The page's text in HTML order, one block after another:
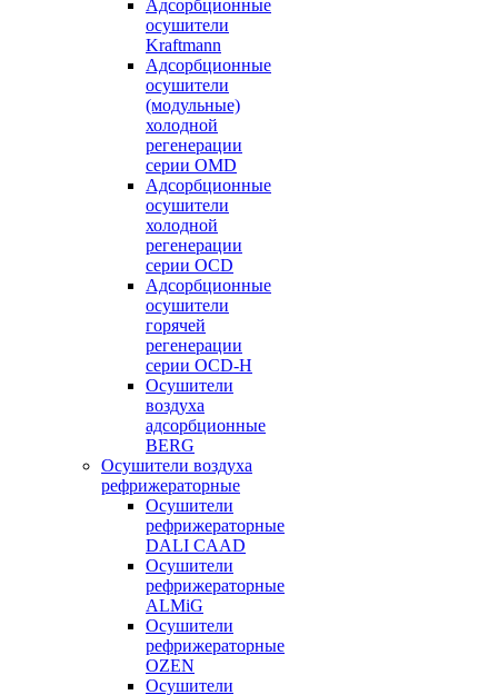
Адсорбционные
осушители
Kraftmann
Адсорбционные
осушители
(модульные)
холодной
регенерации
серии OMD
Адсорбционные
осушители
холодной
регенерации
серии OCD
Адсорбционные
осушители
горячей
регенерации
серии OСD-H
Осушители
воздуха
адсорбционные
BERG
Осушители воздуха
рефрижераторные
Осушители
рефрижераторные
DALI CAAD
Осушители
рефрижераторные
ALMiG
Осушители
рефрижераторные
OZEN
Осушители